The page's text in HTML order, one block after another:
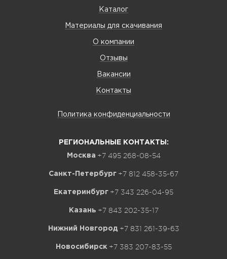
Каталог
Материалы для скачивания
О компании
Отзывы
Вакансии
Контакты
Политика конфиденциальности
РЕГИОНАЛЬНЫЕ КОНТАКТЫ:
Москва +7 495 268-08-54
Санкт-Петербург +7 812 458-35-67
Екатеринбург +7 343 226-04-95
Казань +7 843 202-35-17
Нижний Новгород +7 831 261-39-63
Новосибирск +7 383 207-83-55